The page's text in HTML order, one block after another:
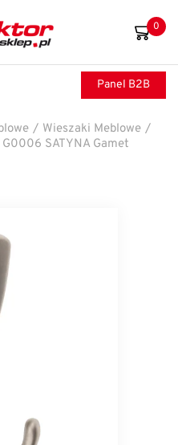
0
Panel B2B
/ Wieszaki Meblowe /
SATYNA Gamet